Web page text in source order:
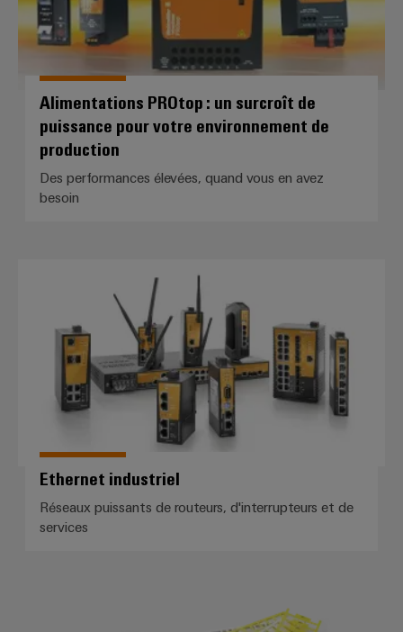
Alimentations PROtop : un surcroît de
puissance pour votre environnement de
production
Des performances élevées, quand vous en avez
besoin
Ethernet industriel
Réseaux puissants de routeurs, d'interrupteurs et de
services